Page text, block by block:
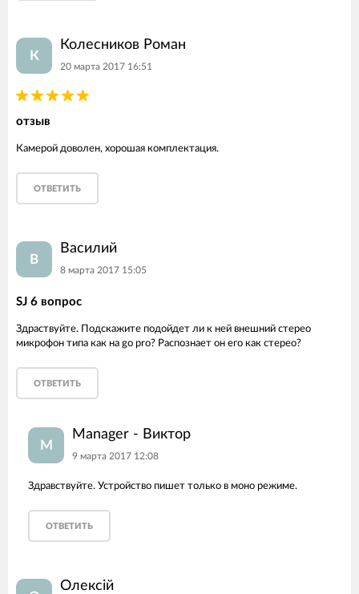
К
Колесников Роман
20 марта 2017 16:51
отзыв
Камерой доволен, хорошая комплектация.
ОТВЕТИТЬ
В
Василий
8 марта 2017 15:05
SJ 6 вопрос
Здраствуйте. Подскажите подойдет ли к ней внешний стерео
микрофон типа как на go pro? Распознает он его как стерео?
ОТВЕТИТЬ
M
Manager - Виктор
9 марта 2017 12:08
Здравствуйте. Устройство пишет только в моно режиме.
ОТВЕТИТЬ
Олексій